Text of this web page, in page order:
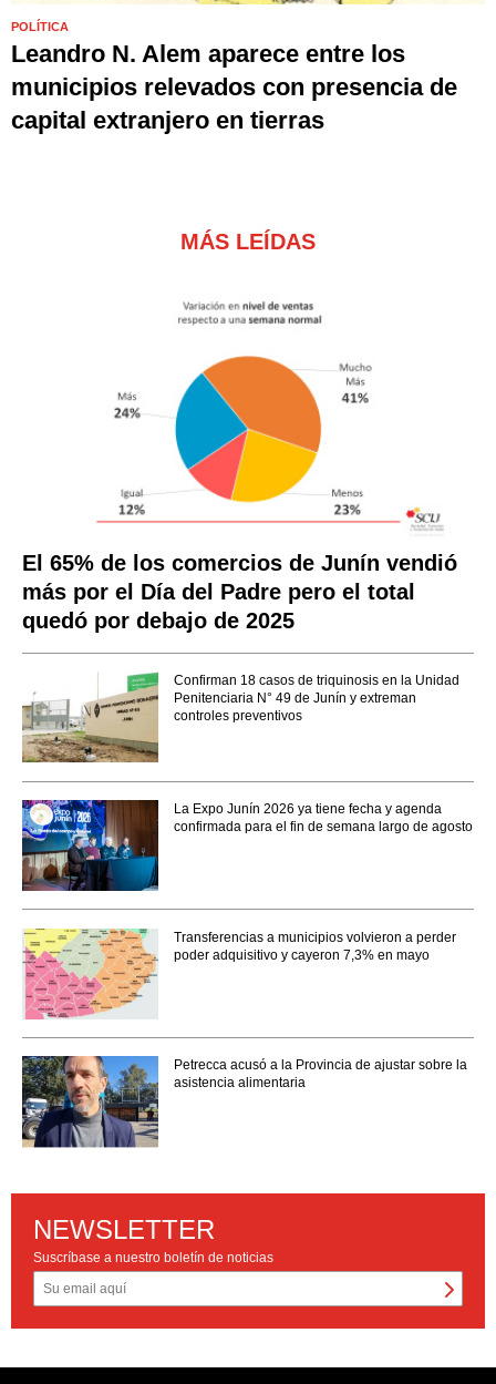
POLÍTICA
Leandro N. Alem aparece entre los
municipios relevados con presencia de
capital extranjero en tierras
MÁS LEÍDAS
El 65% de los comercios de Junín vendió
más por el Día del Padre pero el total
quedó por debajo de 2025
Confirman 18 casos de triquinosis en la Unidad
Penitenciaria N° 49 de Junín y extreman
controles preventivos
La Expo Junín 2026 ya tiene fecha y agenda
confirmada para el fin de semana largo de agosto
Transferencias a municipios volvieron a perder
poder adquisitivo y cayeron 7,3% en mayo
Petrecca acusó a la Provincia de ajustar sobre la
asistencia alimentaria
NEWSLETTER
Suscríbase a nuestro boletín de noticias